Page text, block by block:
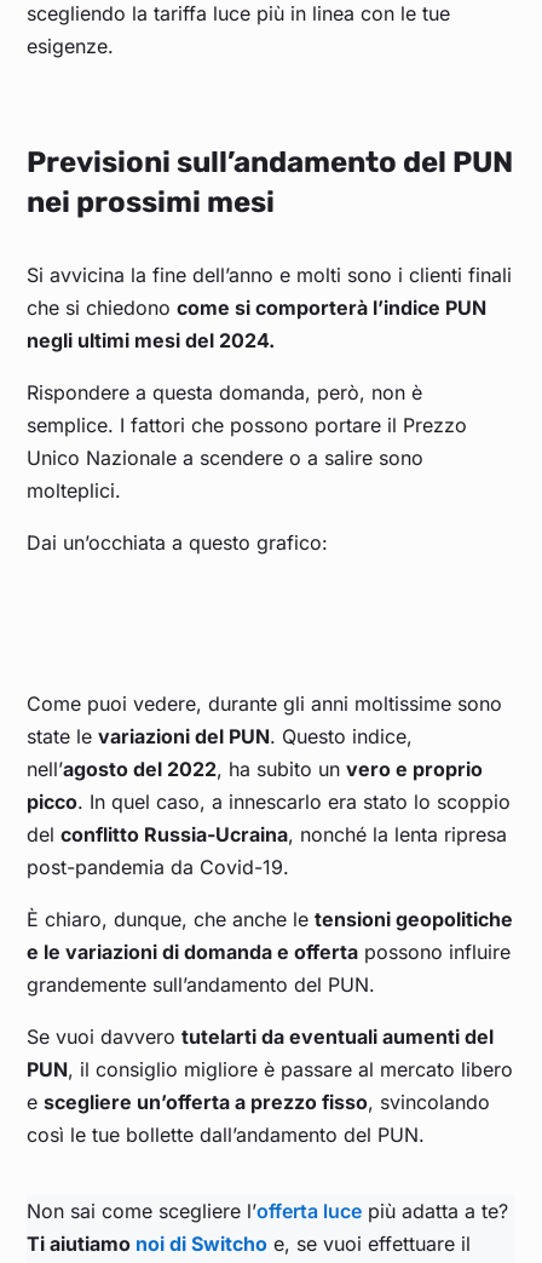
scegliendo la tariffa luce più in linea con le tue
esigenze.
Previsioni sull’andamento del PUN
nei prossimi mesi
Si avvicina la fine dell’anno e molti sono i clienti finali
che si chiedonocome si comporterà l’indice PUN
negli ultimi mesi del 2024.
Rispondere a questa domanda, però, non è
semplice. I fattori che possono portare il Prezzo
Unico Nazionale a scendere o a salire sono
molteplici.
Dai un’occhiata a questo grafico:
Come puoi vedere, durante gli anni moltissime sono
state levariazioni del PUN. Questo indice,
nell’agosto del 2022, ha subito unvero e proprio
picco. In quel caso, a innescarlo era stato lo scoppio
delconflitto Russia-Ucraina, nonché la lenta ripresa
post-pandemia da Covid-19.
È chiaro, dunque, che anche letensioni geopolitiche
e le variazioni di domanda e offerta possono influire
grandemente sull’andamento del PUN.
Se vuoi davverotutelarti da eventuali aumenti del
PUN, il consiglio migliore è passare al mercato libero
escegliere un’offerta a prezzo fisso, svincolando
così le tue bollette dall’andamento del PUN.
Non sai come scegliere l’offerta luce più adatta a te?
Ti aiutiamo noi di Switcho e, se vuoi effettuare il